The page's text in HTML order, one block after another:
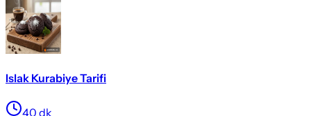
Islak Kurabiye Tarifi
40 dk